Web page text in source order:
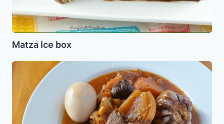
Matza Ice box
Adafina
de
Tanger